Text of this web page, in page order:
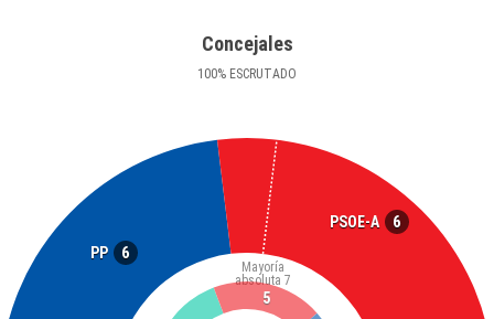
Concejales
100% ESCRUTADO
PP 6
PSOE-A 6
Mayoría
absoluta 7
5